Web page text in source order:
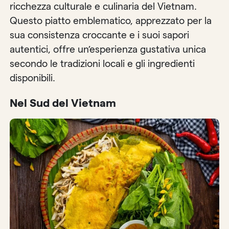
ricchezza culturale e culinaria del Vietnam.
Questo piatto emblematico, apprezzato per la
sua consistenza croccante e i suoi sapori
autentici, offre un’esperienza gustativa unica
secondo le tradizioni locali e gli ingredienti
disponibili.
Nel Sud del Vietnam